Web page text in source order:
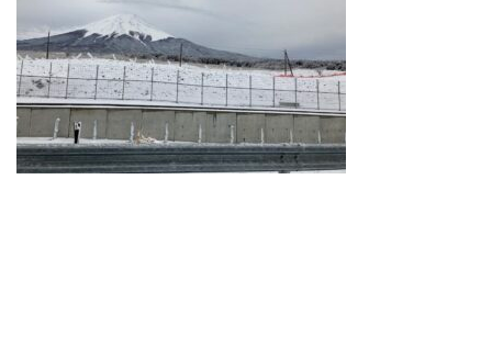
アクセス
Access
よくあるご質問
Q＆A